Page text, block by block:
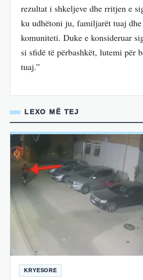
rezultat i shkeljeve dhe rritjen e
ku udhëtoni ju, familjarët tuaj
komuniteti. Duke e konsideruar
si sfidë të përbashkët, lutemi për
tuaj.”
LEXO MË TEJ
KRYESORE